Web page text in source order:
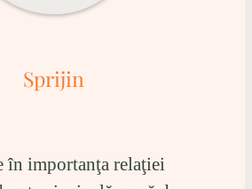
Sprijin
în importanţa relaţiei